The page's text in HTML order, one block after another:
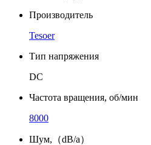
Производитель
Tesoer
Тип напряжения
DC
Частота вращения, об/мин
8000
Шум,（dB/a）